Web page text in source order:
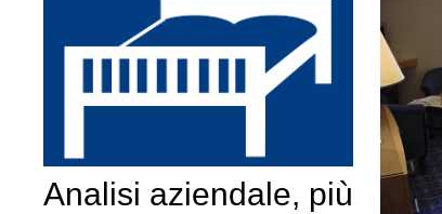
Analisi aziendale, più